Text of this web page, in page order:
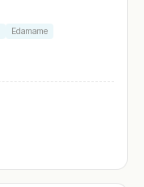
Edamame